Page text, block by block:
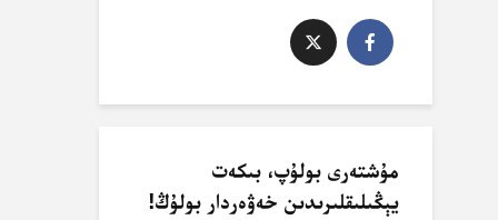
مۇشتەرى بولۇپ، بىكەت
يېڭىلىقلىرىدىن خەۋەردار بولۇڭ!